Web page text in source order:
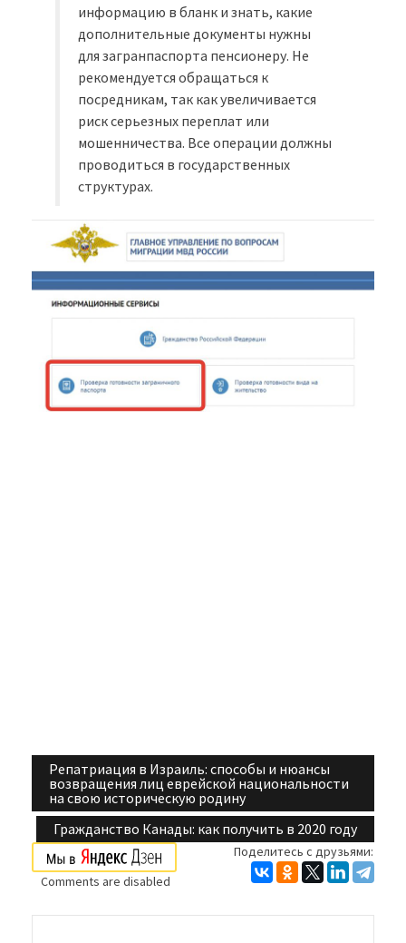
информацию в бланк и знать, какие
дополнительные документы нужны
для загранпаспорта пенсионеру. Не
рекомендуется обращаться к
посредникам, так как увеличивается
риск серьезных переплат или
мошенничества. Все операции должны
проводиться в государственных
структурах.
Навигация
по
записям
Репатриация в Израиль: способы и нюансы
возвращения лиц еврейской национальности
на свою историческую родину
Гражданство Канады: как получить в 2020 году
Поделитесь с друзьями:
Comments are disabled